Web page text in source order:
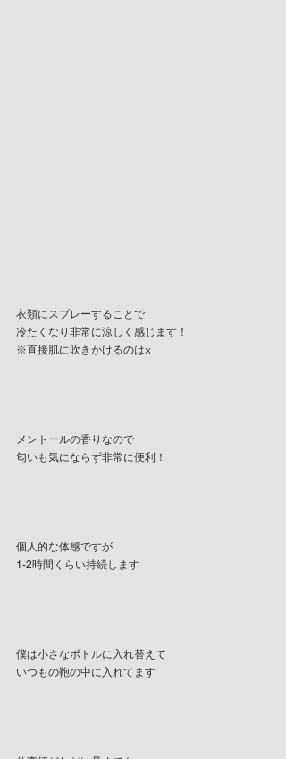
衣類にスプレーすることで
冷たくなり非常に涼しく感じます！
※直接肌に吹きかけるのは×
メントールの香りなので
匂いも気にならず非常に便利！
個人的な体感ですが
1-2時間くらい持続します
僕は小さなボトルに入れ替えて
いつもの鞄の中に入れてます